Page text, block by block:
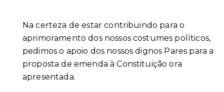
Na certeza de estar contribuindo para o
aprimoramento dos nossos costumes políticos,
pedimos o apoio dos nossos dignos Pares para a
proposta de emenda à Constituição ora
apresentada.